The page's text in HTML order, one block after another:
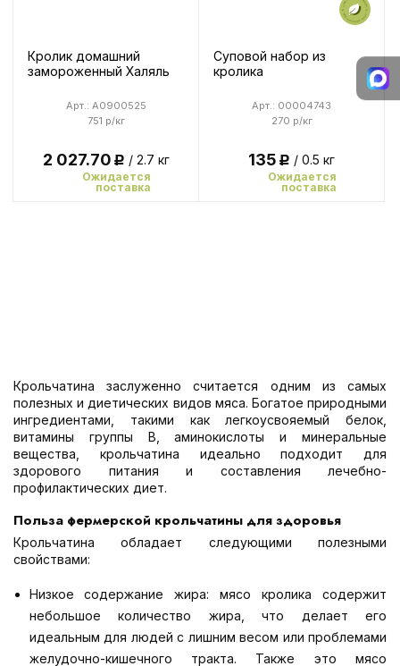
Кролик домашний
замороженный Халяль
751 р/кг
Арт.: A0900525
2 027.70Р / 2.7 кг
Ожидается
поставка
Суповой набор из
кролика
270 р/кг
Арт.: 00004743
135Р / 0.5 кг
Ожидается
поставка
Крольчатина заслуженно считается одним из самых
полезных и диетических видов мяса. Богатое природными
ингредиентами, такими как легкоусвояемый белок,
витамины группы В, аминокислоты и минеральные
вещества, крольчатина идеально подходит для
здорового питания и составления лечебно-
профилактических диет.
Польза фермерской крольчатины для здоровья
Крольчатина обладает следующими полезными
свойствами:
Низкое содержание жира: мясо кролика содержит
небольшое количество жира, что делает его
идеальным для людей с лишним весом или проблемами
желудочно-кишечного тракта. Также это мясо